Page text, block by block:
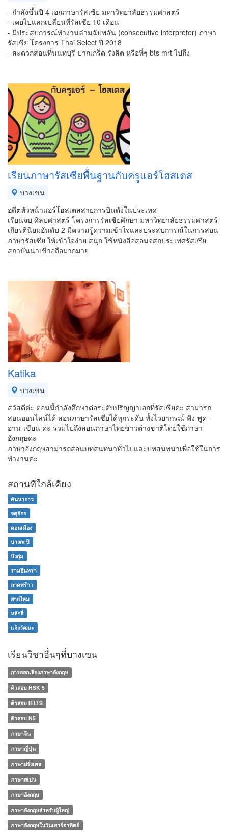
- กำลังขึ้นปี 4 เอกภาษารัสเซีย มหาวิทยาลัยธรรมศาสตร์
- เคยไปแลกเปลี่ยนที่รัสเซีย 10 เดือน
- มีประสบการณ์ทำงานล่ามฉับพลัน (consecutive interpreter) ภาษา
รัสเซีย โครงการ Thai Select ปี 2018
- สะดวกสอนที่นนทบุรี ปากเกร็ด รังสิต หรือที่ๆ bts mrt ไปถึง
เรียนภาษารัสเซียพื้นฐานกับครูแอร์โฮสเตส
บางเขน
อดีตหัวหน้าแอร์โฮสเตสสายการบินดังในประเทศ
เรียนจบ ศิลปศาสตร์ โครงการรัสเซียศึกษา มหาวิทยาลัยธรรมศาสตร์
เกียรตินิยมอันดับ 2 มีความรู้ความเข้าใจและประสบการณ์ในการสอน
ภาษารัสเซีย ให้เข้าใจง่าย สนุก ใช้หนังสือสอนจสกประเทศรัสเซีย
สถาบันน่าเขืาอถือมากมาย
Katika
บางเขน
สวัสดีค่ะ ตอนนี้กำลังศึกษาต่อระดับปริญญาเอกที่รัสเซียค่ะ สามารถ
สอนออนไลน์ได้ สอนภาษารัสเซียได้ทุกระดับ ทั้งไวยากรณ์ ฟัง-พูด-
อ่าน-เขียน ค่ะ รวมไปถึงสอนภาษาไทยชาวต่างชาติโดยใช้ภาษา
อังกฤษค่ะ
ภาษาอังกฤษสามารถสอนบทสนทนาทั่วไปและบทสนทนาเพื่อใช้ในการ
ทำงานค่ะ
สถานที่ใกล้เคียง
คันนายาว
จตุจักร
ดอนเมือง
บางกะปิ
บึงกุ่ม
รามอินทรา
ลาดพร้าว
สายไหม
หลักสี่
แจ้งวัฒนะ
เรียนวิชาอื่นๆที่บางเขน
การออกเสียงภาษาอังกฤษ
ติวสอบ HSK 5
ติวสอบ IELTS
ติวสอบ N5
ภาษาจีน
ภาษาญี่ปุ่น
ภาษาฝรั่งเศส
ภาษาสเปน
ภาษาอังกฤษ
ภาษาอังกฤษสำหรับผู้ใหญ่
ภาษาอังกฤษในวันเสาร์อาทิตย์